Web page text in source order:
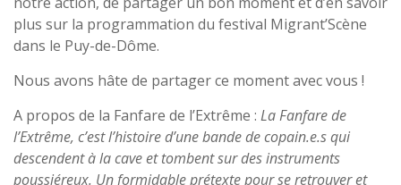
plus sur la programmation du festival Migrant’Scène
dans le Puy-de-Dôme.
Nous avons hâte de partager ce moment avec vous !
A propos de la Fanfare de l’Extrême : La Fanfare de
l’Extrême, c’est l’histoire d’une bande de copain.e.s qui
descendent à la cave et tombent sur des instruments
poussiéreux. Un formidable prétexte pour se retrouver et